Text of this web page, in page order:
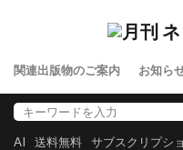
関連出版物のご案内 お知ら
AI 送料無料 サブスクリプシ